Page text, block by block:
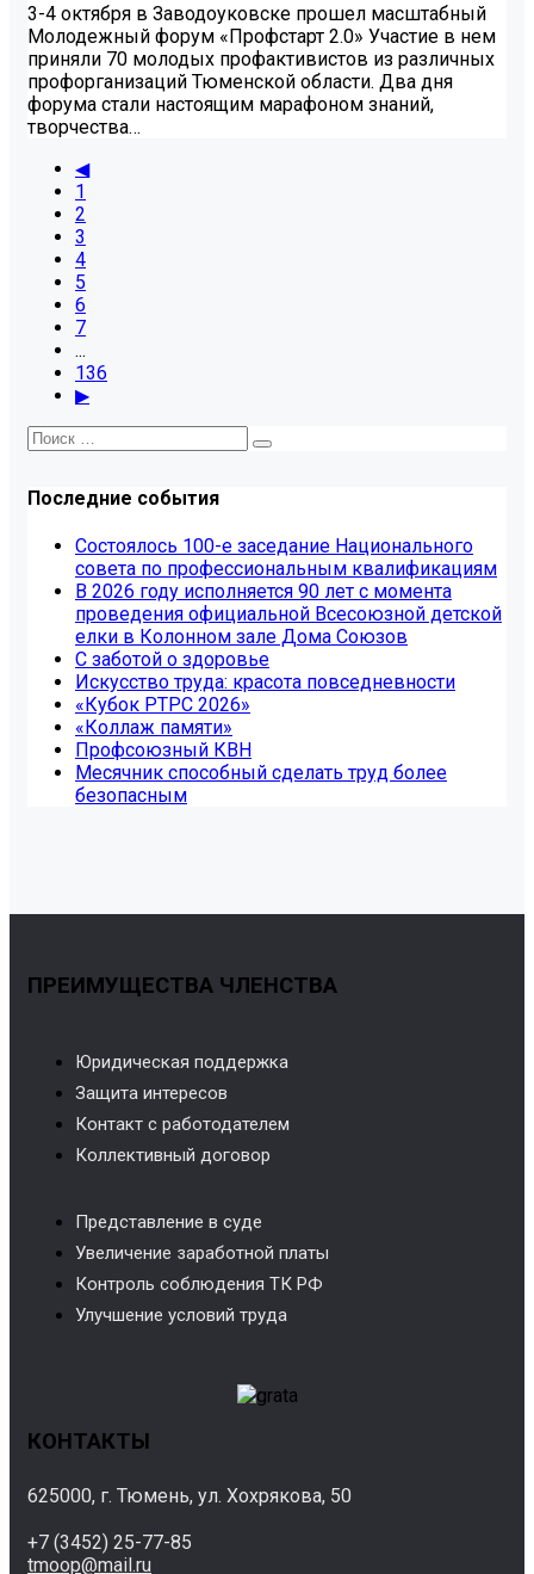
3-4 октября в Заводоуковске прошел масштабный
Молодежный форум «Профстарт 2.0» Участие в нем
приняли 70 молодых профактивистов из различных
профорганизаций Тюменской области. Два дня
форума стали настоящим марафоном знаний,
творчества…
◀
1
2
3
4
5
6
7
...
136
▶
Последние события
Состоялось 100-е заседание Национального
совета по профессиональным квалификациям
В 2026 году исполняется 90 лет с момента
проведения официальной Всесоюзной детской
елки в Колонном зале Дома Союзов
С заботой о здоровье
Искусство труда: красота повседневности
«Кубок РТРС 2026»
«Коллаж памяти»
Профсоюзный КВН
Месячник способный сделать труд более
безопасным
ПРЕИМУЩЕСТВА ЧЛЕНСТВА
Юридическая поддержка
Защита интересов
Контакт с работодателем
Коллективный договор
Представление в суде
Увеличение заработной платы
Контроль соблюдения ТК РФ
Улучшение условий труда
КОНТАКТЫ
625000, г. Тюмень, ул. Хохрякова, 50
+7 (3452) 25-77-85
tmoop@mail.ru